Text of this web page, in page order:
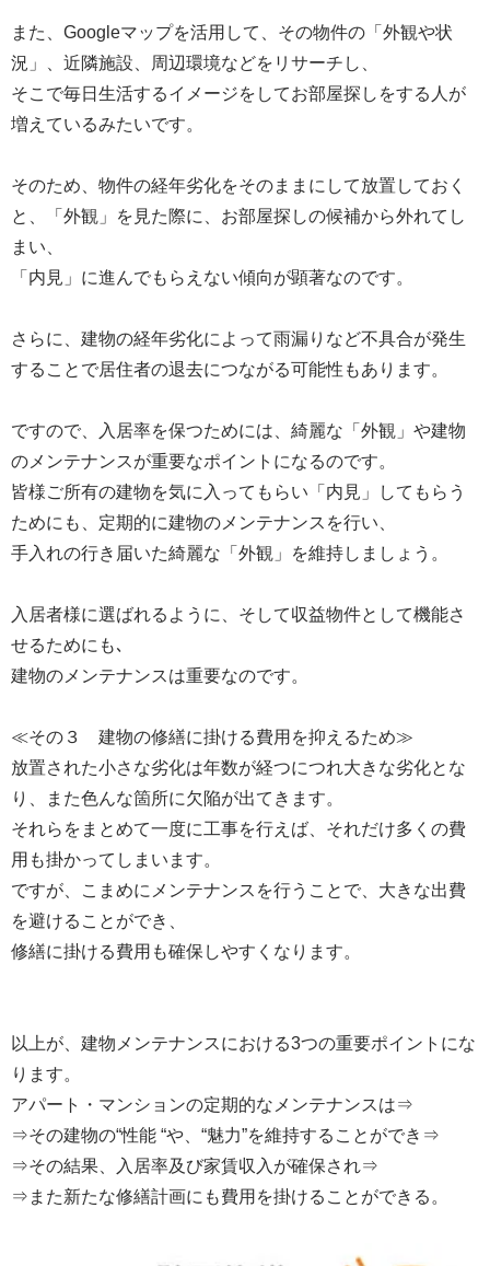
また、 Googleマップを活用して、その物件の「外観や状
況」、近隣施設、周辺環境などをリサーチし、
そこで毎日生活するイメージをしてお部屋探しをする人が
増えているみたいです。
そのため、物件の経年劣化をそのままにして放置しておく
と、「外観」を見た際に、お部屋探しの候補から外れてし
まい、
「内見」に進んでもらえない傾向が顕著なのです。
さらに、建物の経年劣化によって雨漏りなど不具合が発生
することで居住者の退去につながる可能性もあります。
ですので、入居率を保つためには、綺麗な「外観」や建物
のメンテナンスが重要なポイントになるのです。
皆様ご所有の建物を気に入ってもらい「内見」してもらう
ためにも、定期的に建物のメンテナンスを行い、
手入れの行き届いた綺麗な「外観」を維持しましょう。
入居者様に選ばれるように、そして収益物件として機能さ
せるためにも､
建物のメンテナンスは重要なのです。
≪その３ 建物の修繕に掛ける費用を抑えるため≫
放置された小さな劣化は年数が経つにつれ大きな劣化とな
り、また色んな箇所に欠陥が出てきます。
それらをまとめて一度に工事を行えば、それだけ多くの費
用も掛かってしまいます。
ですが、こまめにメンテナンスを行うことで、大きな出費
を避けることができ、
修繕に掛ける費用も確保しやすくなります。
以上が、建物メンテナンスにおける3つの重要ポイントにな
ります。
アパート・マンションの定期的なメンテナンスは⇒
⇒その建物の“性能 “や、“魅力”を維持することができ⇒
⇒その結果、入居率及び家賃収入が確保され⇒
⇒また新たな修繕計画にも費用を掛けることができる。